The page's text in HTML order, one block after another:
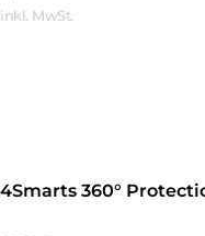
inkl. MwSt.
4Smarts 360°